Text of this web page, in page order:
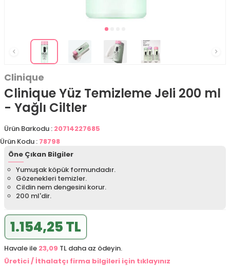
Clinique
Clinique Yüz Temizleme Jeli 200 ml
- Yağlı Ciltler
Ürün Barkodu : 20714227685
Ürün Kodu : 78798
Öne Çıkan Bilgiler
Yumuşak köpük formundadır.
Gözenekleri temizler.
Cildin nem dengesini korur.
200 ml'dir.
1.154,25 TL
Havale ile 23,09 TL daha az ödeyin.
Üretici / İthalatçı firma bilgileri için tıklayınız